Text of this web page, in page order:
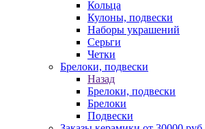
Кольца
Кулоны, подвески
Наборы украшений
Серьги
Четки
Брелоки, подвески
Назад
Брелоки, подвески
Брелоки
Подвески